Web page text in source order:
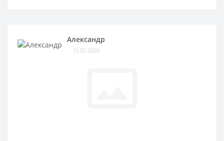
Александр
15.02.2020